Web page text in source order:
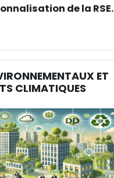
de la RSE.
ET
CLIMATIQUES